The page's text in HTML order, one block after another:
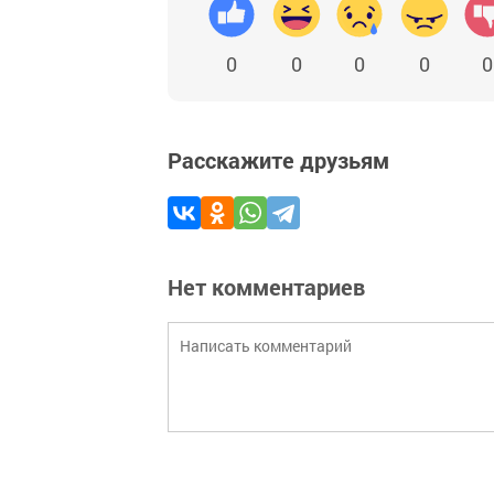
0 0 0 0 0
Расскажите друзьям
Нет комментариев